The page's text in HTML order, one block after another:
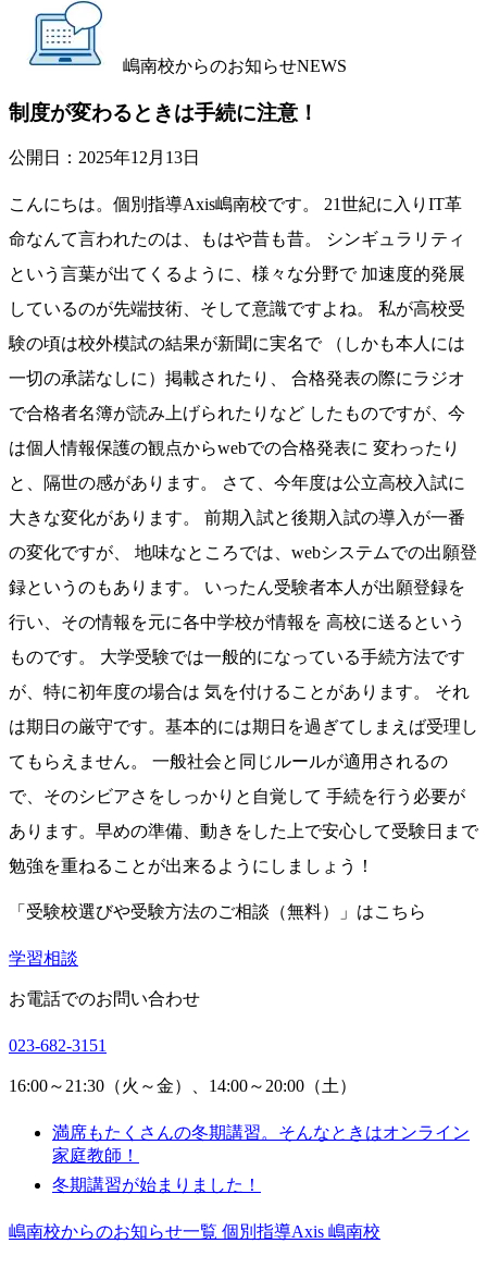
嶋南校からのお知らせNEWS
制度が変わるときは手続に注意！
公開日： 2025年12月13日
こんにちは。個別指導Axis嶋南校です。 21世紀に入りIT革
命なんて言われたのは、もはや昔も昔。 シンギュラリティ
という言葉が出てくるように、様々な分野で 加速度的発展
しているのが先端技術、そして意識ですよね。 私が高校受
験の頃は校外模試の結果が新聞に実名で （しかも本人には
一切の承諾なしに）掲載されたり、 合格発表の際にラジオ
で合格者名簿が読み上げられたりなど したものですが、今
は個人情報保護の観点からwebでの合格発表に 変わったり
と、隔世の感があります。 さて、今年度は公立高校入試に
大きな変化があります。 前期入試と後期入試の導入が一番
の変化ですが、 地味なところでは、webシステムでの出願登
録というのもあります。 いったん受験者本人が出願登録を
行い、その情報を元に各中学校が情報を 高校に送るという
ものです。 大学受験では一般的になっている手続方法です
が、特に初年度の場合は 気を付けることがあります。 それ
は期日の厳守です。基本的には期日を過ぎてしまえば受理し
てもらえません。 一般社会と同じルールが適用されるの
で、そのシビアさをしっかりと自覚して 手続を行う必要が
あります。早めの準備、動きをした上で安心して受験日まで
勉強を重ねることが出来るようにしましょう！
「受験校選びや受験方法のご相談（無料）」はこちら
学習相談
お電話でのお問い合わせ
023-682-3151
16:00～21:30（火～金）、14:00～20:00（土）
満席もたくさんの冬期講習。そんなときはオンライン
家庭教師！
冬期講習が始まりました！
嶋南校からのお知らせ一覧 個別指導Axis 嶋南校